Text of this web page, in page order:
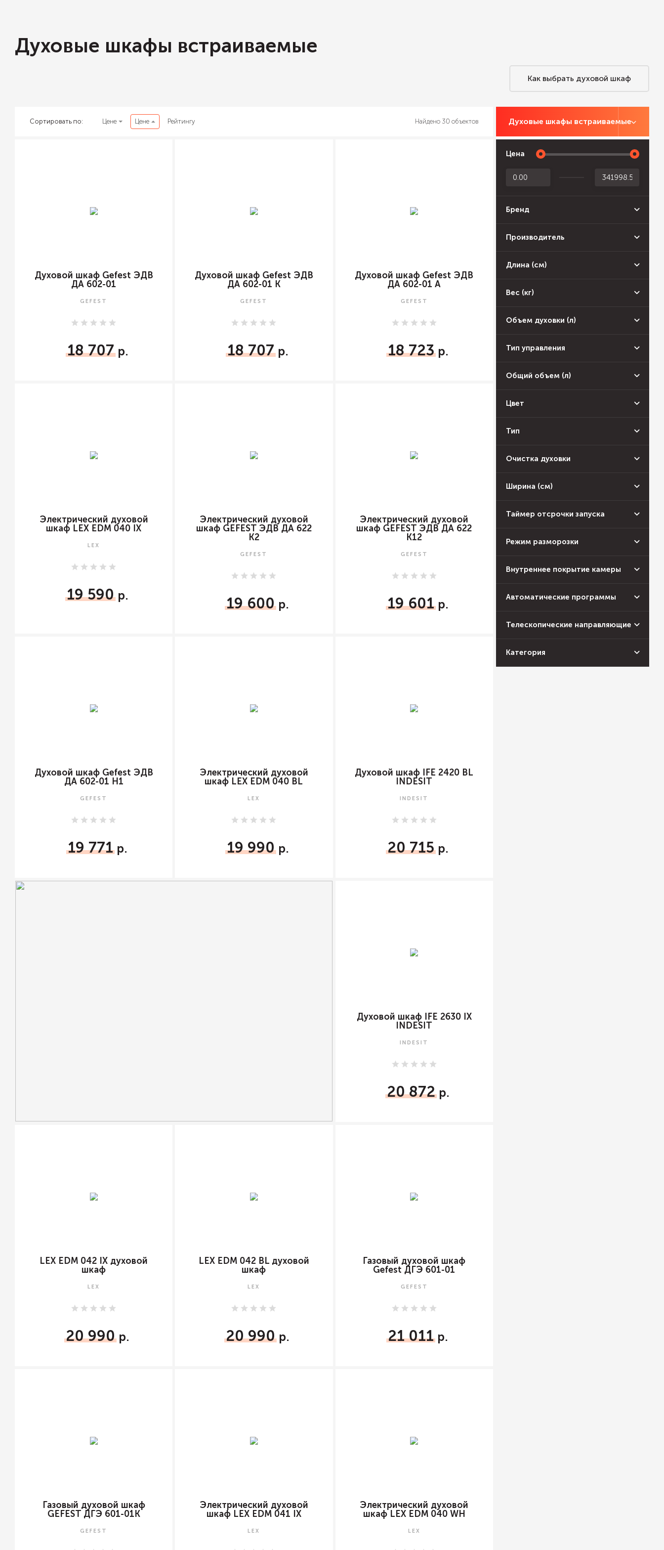
Духовые шкафы встраиваемые
Как выбрать духовой шкаф
Сортировать по: Цене Цене Рейтингу Найдено 30 объектов
Духовой шкаф Gefest ЭДВ
ДА 602-01
GEFEST
18 707
Духовой шкаф Gefest ЭДВ
ДА 602-01 К
GEFEST
18 707
Духовой шкаф Gefest ЭДВ
ДА 602-01 А
GEFEST
18 723
Электрический духовой
шкаф LEX EDM 040 IX
LEX
19 590
Электрический духовой
шкаф GEFEST ЭДВ ДА 622
К2
GEFEST
19 600
Электрический духовой
шкаф GEFEST ЭДВ ДА 622
К12
GEFEST
19 601
Духовой шкаф Gefest ЭДВ
ДА 602-01 Н1
GEFEST
19 771
Электрический духовой
шкаф LEX EDM 040 BL
LEX
19 990
Духовой шкаф IFE 2420 BL
INDESIT
INDESIT
20 715
Духовой шкаф IFE 2630 IX
INDESIT
INDESIT
20 872
LEX EDM 042 IX духовой
шкаф
LEX
20 990
LEX EDM 042 BL духовой
шкаф
LEX
20 990
Газовый духовой шкаф
Gefest ДГЭ 601-01
GEFEST
21 011
Газовый духовой шкаф
GEFEST ДГЭ 601-01К
GEFEST
Электрический духовой
шкаф LEX EDM 041 IX
LEX
Электрический духовой
шкаф LEX EDM 040 WH
LEX
Духовые шкафы встраиваемые
Цена
Бренд
Производитель
Длина (см)
Вес (кг)
Объем духовки (л)
Тип управления
Общий объем (л)
Цвет
Тип
Очистка духовки
Ширина (см)
Таймер отсрочки запуска
Режим разморозки
Внутреннее покрытие камеры
Автоматические программы
Телескопические направляющие
Категория